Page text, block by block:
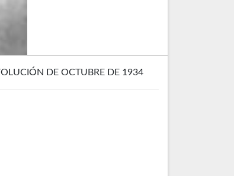
DE OCTUBRE DE 1934